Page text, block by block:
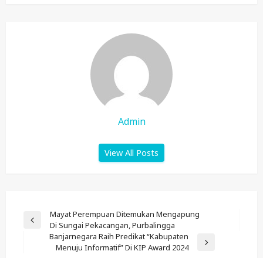
Admin
View All Posts
Post
Navigation
Previous
Mayat Perempuan Ditemukan Mengapung
Di Sungai Pekacangan, Purbalingga
Banjarnegara Raih Predikat “Kabupaten
Menuju Informatif” Di KIP Award 2024